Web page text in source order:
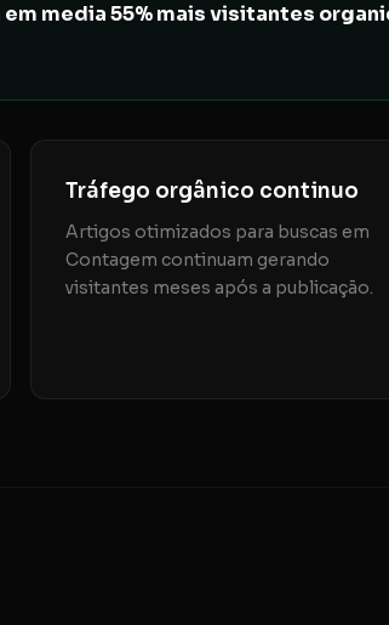
media 55% mais visitantes
Tráfego orgânico continuo
Artigos otimizados para buscas em
Contagem continuam gerando
visitantes meses após a publicação.